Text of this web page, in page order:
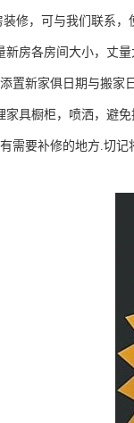
修，可与我们联系
新房各房间大小，丈
置新家俱日期与搬家
家具橱柜，喷洒，避
需要补修的地方.切